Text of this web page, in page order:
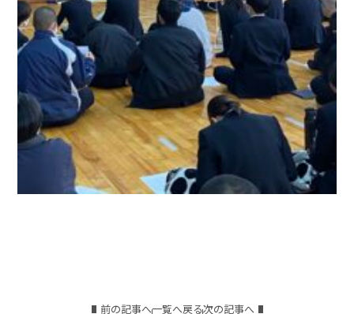
前の記事へ一覧へ戻る次の記事へ